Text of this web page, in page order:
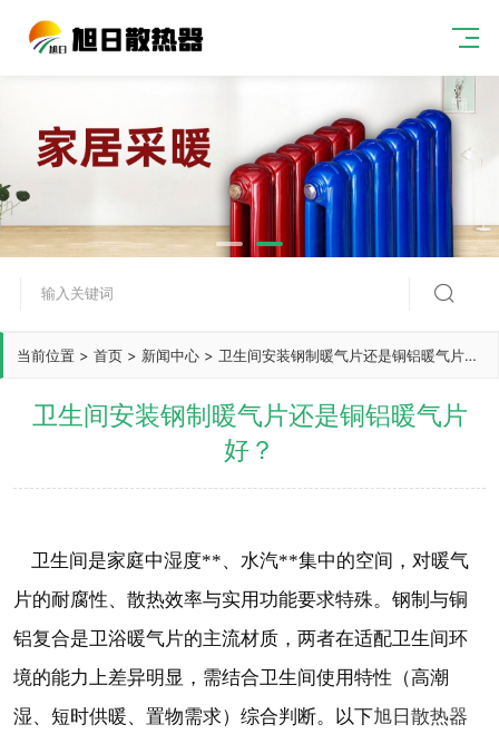

当前位置 > 首页 > 新闻中心 > 卫生间安装钢制暖气片还是铜铝暖气片好？
卫生间安装钢制暖气片还是铜铝暖气片
好？
卫生间是家庭中湿度**、水汽**集中的空间，对暖气
片的耐腐性、散热效率与实用功能要求特殊。钢制与铜
铝复合是卫浴暖气片的主流材质，两者在适配卫生间环
境的能力上差异明显，需结合卫生间使用特性（高潮
湿、短时供暖、置物需求）综合判断。以下旭日散热器